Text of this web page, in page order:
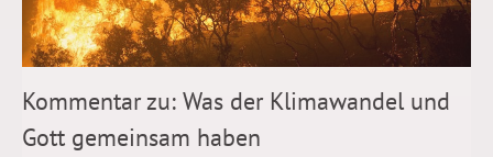
Kommentar zu: Was der Klimawandel und
Gott gemeinsam haben